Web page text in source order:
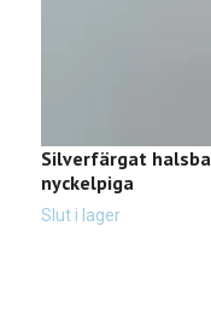
Silverfärgat
nyckelpiga
Slut i lager